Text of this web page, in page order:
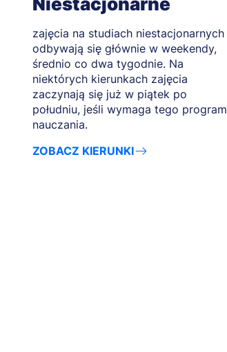
zajęcia na studiach niestacjonarnych
odbywają się głównie w weekendy,
średnio co dwa tygodnie. Na
niektórych kierunkach zajęcia
zaczynają się już w piątek po
południu, jeśli wymaga tego program
nauczania.
ZOBACZ KIERUNKI